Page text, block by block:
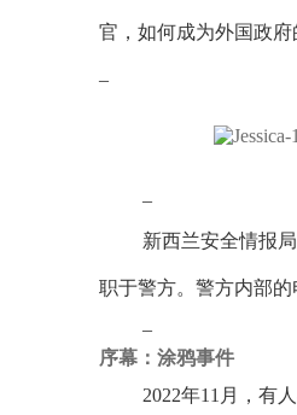
官，如何成为外国政府
–
–
新西兰安全情报
职于警方。警方内部
–
序幕：涂鸦事件
2022年11月，有